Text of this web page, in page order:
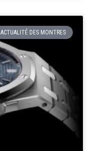
ACTUALITÉ DES MONTRES